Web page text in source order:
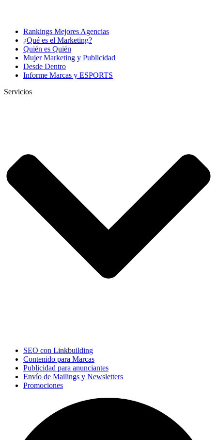
Rankings Mejores Agencias
¿Qué es el Marketing?
Quién es Quién
Mujer Marketing y Publicidad
Desde Dentro
Informe Marcas y ESPORTS
Servicios
SEO con Linkbuilding
Contenido para Marcas
Publicidad para anunciantes
Envío de Mailings y Newsletters
Promociones